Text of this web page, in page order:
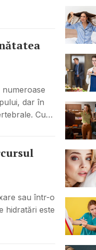
dar în
Cu…
sau într-o
hidratări este